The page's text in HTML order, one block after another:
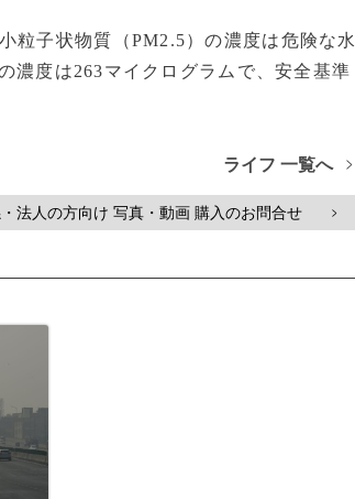
粒子状物質（PM2.5）の濃度は危険な水
濃度は263マイクログラムで、安全基準
ライフ 一覧へ >
法人の方向け 写真・動画 購入のお問合せ >